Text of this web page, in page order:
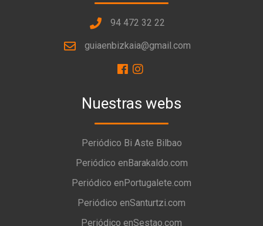
94 472 32 22
guiaenbizkaia@gmail.com
Nuestras webs
Periódico Bi Aste Bilbao
Periódico enBarakaldo.com
Periódico enPortugalete.com
Periódico enSanturtzi.com
Periódico enSestao.com